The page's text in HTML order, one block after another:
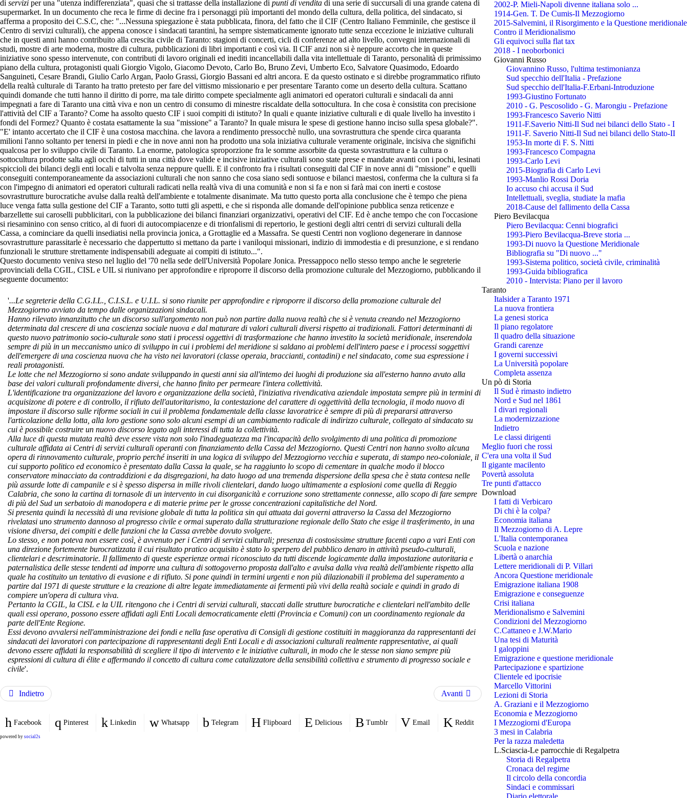
di servizi per una "utenza indifferenziata", quasi che si trattasse della installazione di punti di vendita di una serie di succursali di una grande catena di
supermarket. In un documento che reca le firme di decine fra i personaggi più importanti del mondo della cultura, della politica, del sindacato, si
afferma a proposito dei C.S.C, che: "...Nessuna spiegazione è stata pubblicata, finora, del fatto che il CIF (Centro Italiano Femminile, che gestisce il
Centro di servizi culturali), che appena conosce i sindacati tarantini, ha sempre sistematicamente ignorato tutte senza eccezione le iniziative culturali
che in questi anni hanno contribuito alla crescita civile di Taranto: stagioni di concerti, cicli di conferenze ad alto livello, convegni internazionali di
studi, mostre di arte moderna, mostre di cultura, pubblicazioni di libri importanti e così via. Il CIF anzi non si è neppure accorto che in queste
iniziative sono spesso intervenute, con contributi di lavoro originali ed inediti incancellabili dalla vita intellettuale di Taranto, personalità di primissimo
piano della cultura, protagonisti quali Giorgio Vigolo, Giacomo Devoto, Carlo Bo, Bruno Zevi, Umberto Eco, Salvatore Quasimodo, Edoardo
Sanguineti, Cesare Brandi, Giulio Carlo Argan, Paolo Grassi, Giorgio Bassani ed altri ancora. E da questo ostinato e si direbbe programmatico rifiuto
della realtà culturale di Taranto ha tratto pretesto per fare del vittismo missionario e per presentare Taranto come un deserto della cultura. Scattano
quindi domande che tutti hanno il diritto di porre, ma tale diritto compete specialmente agli animatori ed operatori culturali e sindacali da anni
impegnati a fare di Taranto una città viva e non un centro di consumo di minestre riscaldate della sottocultura. In che cosa è consistita con precisione
l'attività del CIF a Taranto? Come ha assolto questo CIF i suoi compiti di istituto? In quali e quante iniziative culturali e di quale livello ha investito i
fondi del Formez? Quanto è costata esattamente la sua "missione" a Taranto? In quale misura le spese di gestione hanno inciso sulla spesa globale?".
"E' intanto accertato che il CIF è una costosa macchina. che lavora a rendimento pressocchè nullo, una sovrastruttura che spende circa quaranta
milioni l'anno soltanto per tenersi in piedi e che in nove anni non ha prodotto una sola iniziativa culturale veramente originale, incisiva che significhi
qualcosa per lo sviluppo civile di Taranto. La enorme, patologica sproporzione fra le somme assorbite da questa sovrastruttura e la cultura o
sottocultura prodotte salta agli occhi di tutti in una città dove valide e incisive iniziative culturali sono state prese e mandate avanti con i pochi, lesinati
spiccioli dei bilanci degli enti locali e talvolta senza neppure quelli. E il confronto fra i risultati conseguiti dal CIF in nove anni di "missione" e quelli
conseguiti contemporaneamente da associazioni culturali che non sanno che cosa siano sedi sontuose e bilanci maestosi, conferma che la cultura si fa
con l'impegno di animatori ed operatori culturali radicati nella realtà viva di una comunità e non si fa e non si farà mai con inerti e costose
sovrastrutture burocratiche avulse dalla realtà dell'ambiente e totalmente disanimate. Ma tutto questo porta alla conclusione che è tempo che piena
luce venga fatta sulla gestione del CIF a Taranto, sotto tutti gli aspetti, e che si risponda alle domande dell'opinione pubblica senza reticenze e
barzellette sui caroselli pubblicitari, con la pubblicazione dei bilanci finanziari organizzativi, operativi del CIF. Ed è anche tempo che con l'occasione
si riesaminino con senso critico, al di fuori di autocompiacenze e di trionfalismi di repertorio, le gestioni degli altri centri di servizi culturali della
Cassa, a cominciare da quelli insediatisi nella provincia jonica, a Grottaglie ed a Massafra. Se questi Centri non vogliono degenerare in dannose
sovrastrutture parassitarle è necessario che dappertutto si mettano da parte i vaniloqui missionari, indizio di immodestia e di presunzione, e si rendano
funzionali le strutture strettamente indispensabili adeguate ai compiti di istituto...".
Questo documento veniva steso nel luglio del '70 nella sede dell'Università Popolare Jonica. Pressappoco nello stesso tempo anche le segreterie
provinciali della CGIL, CISL e UIL si riunivano per approfondire e riproporre il discorso della promozione culturale del Mezzogiorno, pubblicando il
seguente documento:
'...Le segreterie della C.G.I.L., C.I.S.L. e U.I.L. si sono riunite per approfondire e riproporre il discorso della promozione culturale del
Mezzogiorno avviato da tempo dalle organizzazioni sindacali.
Hanno rilevato innanzitutto che un discorso sull'argomento non può non partire dalla nuova realtà che si è venuta creando nel Mezzogiorno
determinata dal crescere di una coscienza sociale nuova e dal maturare di valori culturali diversi rispetto ai tradizionali. Fattori determinanti di
questo nuovo patrimonio socio-culturale sono stati i processi oggettivi di trasformazione che hanno investito la società meridionale, inserendola
sempre di più in un meccanismo unico di sviluppo in cui i problemi del meridione si saldano ai problemi dell'intero paese e i processi soggettivi
dell'emergere di una coscienza nuova che ha visto nei lavoratori (classe operaia, braccianti, contadini) e nel sindacato, come sua espressione i
reali protagonisti.
Le lotte che nel Mezzogiorno si sono andate sviluppando in questi anni sia all'intemo dei luoghi di produzione sia all'esterno hanno avuto alla
base dei valori culturali profondamente diversi, che hanno finito per permeare l'intera collettività.
L'identificazione tra organizzazione del lavoro e organizzazione della società, l'iniziativa rivendicativa aziendale impostata sempre più in termini di
acquisizone di potere e di controllo, il rifiuto dell'autoritarismo, la contestazione del carattere di oggettività della tecnologia, il modo nuovo di
impostare il discorso sulle riforme sociali in cui il problema fondamentale della classe lavoratrice è sempre di più di prepararsi attraverso
l'articolazione della lotta, alla loro gestione sono solo alcuni esempi di un cambiamento radicale di indirizzo culturale, collegato al sindacato su
cui è possibile costruire un nuovo discorso legato agli interessi di tutta la collettività.
Alla luce di questa mutata realtà deve essere vista non solo l'inadeguatezza ma l'incapacità dello svolgimento di una politica di promozione
culturale affidata ai Centri di servizi culturali operanti con finanziamento della Cassa del Mezzogiorno. Questi Centri non hanno svolto alcuna
opera di rinnovamento culturale, proprio perché inseriti in una logica di sviluppo del Mezzogiorno vecchia e superata, di stampo neo-coloniale, il
cui supporto politico ed economico è presentato dalla Cassa la quale, se ha raggiunto lo scopo di cementare in qualche modo il blocco
conservatore minacciato da contraddizioni e da disgregazioni, ha dato luogo ad una tremenda dispersione della spesa che è stata contesa nelle
più assurde lotte di campanile e si è spesso dispersa in mille rivoli clientelari, dando luogo ultimamente a esplosioni come quella di Reggio
Calabria, che sono la cartina di tornasole di un intervento in cui disorganicità e corruzione sono strettamente connesse, allo scopo di fare sempre
di più del Sud un serbatoio di manodopera e di materie prime per le grosse concentrazioni capitalistiche del Nord.
Si presenta quindi la necessità di una revisione globale di tutta la politica sin qui attuata dai governi attraverso la Cassa del Mezzogiorno
rivelatasi uno strumento dannoso al progresso civile e ormai superato dalla strutturazione regionale dello Stato che esige il trasferimento, in una
visione diversa, dei compiti e delle funzioni che la Cassa avrebbe dovuto svolgere.
Lo stesso, e non poteva non essere così, è avvenuto per i Centri di servizi culturali; presenza di costosissime strutture facenti capo a vari Enti con
una direzione fortemente burocratizzata il cui risultato pratico acquisito è stato lo sperpero del pubblico denaro in attività pseudo-culturali,
clientelari e descriminatorie. Il fallimento di queste esperienze ormai riconosciuto da tutti discende logicamente dalla impostazione autoritaria e
paternalistica delle stesse tendenti ad imporre una cultura di sottogoverno proposta dall'alto e avulsa dalla viva realtà dell'ambiente rispetto alla
quale ha costituito un tentativo di evasione e di rifiuto. Si pone quindi in termini urgenti e non più dilazionabili il problema del superamento a
partire dal 1971 di queste strutture e la creazione di altre legate immediatamente ai fermenti più vivi della realtà sociale e quindi in grado di
compiere un'opera di cultura viva.
Pertanto la CGIL, la CISL e la UIL ritengono che i Centri di servizi culturali, staccati dalle strutture burocratiche e clientelari nell'ambito delle
quali essi operano, possono essere affidati agli Enti Locali democraticamente eletti (Provincia e Comuni) con un coordinamento regionale da
parte dell'Ente Regione.
Essi devono avvalersi nell'amministrazione dei fondi e nella fase operativa di Consigli di gestione costituiti in maggioranza da rappresentanti dei
sindacati dei lavoratori con partecipazione di rappresentanti degli Enti Locali e di associazioni culturali realmente rappresentative, ai quali
devono essere affidati la responsabilità di scegliere il tipo di intervento e le iniziative culturali, in modo che le stesse non siano sempre più
espressioni di cultura di élite e affermando il concetto di cultura come catalizzatore della sensibilità collettiva e strumento di progresso sociale e
civile'.
Indietro Avanti
Facebook Pinterest Linkedin Whatsapp Telegram Flipboard Delicious Tumblr Email Reddit
powered by social2s
2002-P. Mieli-Napoli divenne italiana solo ...
1914-Gen. T. De Cumis-Il Mezzogiorno
2015-Salvemini, il Risorgimento e la Questione meridionale
Contro il Meridionalismo
Gli equivoci sulla flat tax
2018 - I neoborbonici
Giovanni Russo
Giovannino Russo, l'ultima testimonianza
Sud specchio dell'Italia - Prefazione
Sud specchio dell'Italia-F.Erbani-Introduzione
1993-Giustino Fortunato
2010 - G. Pescosolido - G. Marongiu - Prefazione
1993-Francesco Saverio Nitti
1911-F.Saverio Nitti-Il Sud nei bilanci dello Stato - I
1911-F. Saverio Nitti-Il Sud nei bilanci dello Stato-II
1953-In morte di F. S. Nitti
1993-Francesco Compagna
1993-Carlo Levi
2015-Biografia di Carlo Levi
1993-Manlio Rossi Doria
Io accuso chi accusa il Sud
Intellettuali, sveglia, studiate la mafia
2018-Cause del fallimento della Cassa
Piero Bevilacqua
Piero Bevilacqua: Cenni biografici
1993-Piero Bevilacqua-Breve storia ...
1993-Di nuovo la Questione Meridionale
Bibliografia su "Di nuovo ..."
1993-Sistema politico, società civile, criminalità
1993-Guida bibliografica
2010 - Intervista: Piano per il lavoro
Taranto
Italsider a Taranto 1971
La nuova frontiera
La genesi storica
Il piano regolatore
Il quadro della situazione
Grandi carenze
I governi successivi
La Università popolare
Completa assenza
Un pò di Storia
Il Sud è rimasto indietro
Nord e Sud nel 1861
I divari regionali
La modernizzazione
Indietro
Le classi dirigenti
Meglio fuori che rossi
C'era una volta il Sud
Il gigante macilento
Povertà assoluta
Tre punti d'attacco
Download
I fatti di Verbicaro
Di chi è la colpa?
Economia italiana
Il Mezzogiorno di A. Lepre
L'Italia contemporanea
Scuola e nazione
Libertà o anarchia
Lettere meridionali di P. Villari
Ancora Questione meridionale
Emigrazione italiana 1908
Emigrazione e conseguenze
Crisi italiana
Meridionalismo e Salvemini
Condizioni del Mezzogiorno
C.Cattaneo e J.W.Mario
Una tesi di Maturità
I galoppini
Emigrazione e questione meridionale
Partecipazione e spartizione
Clientele ed ipocrisie
Marcello Vittorini
Lezioni di Storia
A. Graziani e il Mezzogiorno
Economia e Mezzogiorno
I Mezzogiorni d'Europa
3 mesi in Calabria
Per la razza maledetta
L.Sciascia-Le parrocchie di Regalpetra
Storia di Regalpetra
Cronaca del regime
Il circolo della concordia
Sindaci e commissari
Diario elettorale